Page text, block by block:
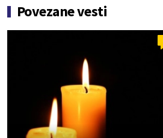
Povezane vesti